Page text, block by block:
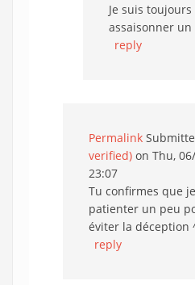
Je suis
assaisonner
reply
Permalink
verified) on Thu,
23:07
Tu confirmes que
patienter un peu
éviter la déception
reply